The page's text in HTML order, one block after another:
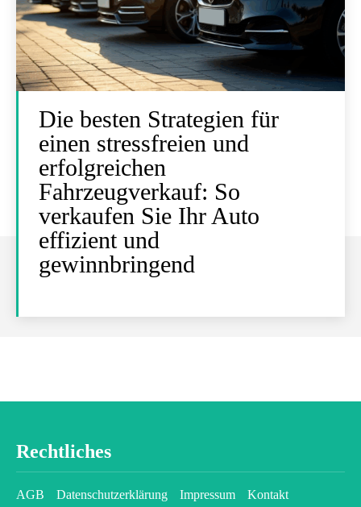
Die besten Strategien für
einen stressfreien und
erfolgreichen
Fahrzeugverkauf: So
verkaufen Sie Ihr Auto
effizient und
gewinnbringend
Rechtliches
AGB Datenschutzerklärung Impressum Kontakt